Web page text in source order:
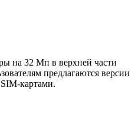
на 32 Мп в верхней части
предлагаются версии
картами.